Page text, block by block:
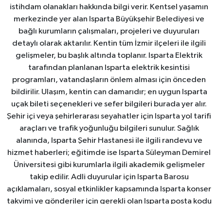
istihdam olanakları hakkında bilgi verir. Kentsel yaşamın
merkezinde yer alan Isparta Büyükşehir Belediyesi ve
bağlı kurumların çalışmaları, projeleri ve duyuruları
detaylı olarak aktarılır. Kentin tüm İzmir ilçeleri ile ilgili
gelişmeler, bu başlık altında toplanır. Isparta Elektrik
tarafından planlanan Isparta elektrik kesintisi
programları, vatandaşların önlem alması için önceden
bildirilir. Ulaşım, kentin can damarıdır; en uygun Isparta
uçak bileti seçenekleri ve sefer bilgileri burada yer alır.
Şehir içi veya şehirlerarası seyahatler için Isparta yol tarifi
araçları ve trafik yoğunluğu bilgileri sunulur. Sağlık
alanında, Isparta Şehir Hastanesi ile ilgili randevu ve
hizmet haberleri; eğitimde ise Isparta Süleyman Demirel
Üniversitesi gibi kurumlarla ilgili akademik gelişmeler
takip edilir. Adli duyurular için Isparta Barosu
açıklamaları, sosyal etkinlikler kapsamında Isparta konser
takvimi ve gönderiler için gerekli olan Isparta posta kodu